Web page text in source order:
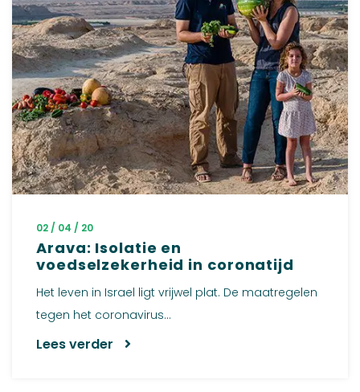
02 / 04 / 20
Arava: Isolatie en
voedselzekerheid in coronatijd
Het leven in Israel ligt vrijwel plat. De maatregelen
tegen het coronavirus...
Lees verder